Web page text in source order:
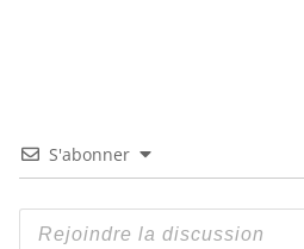
S'abonner